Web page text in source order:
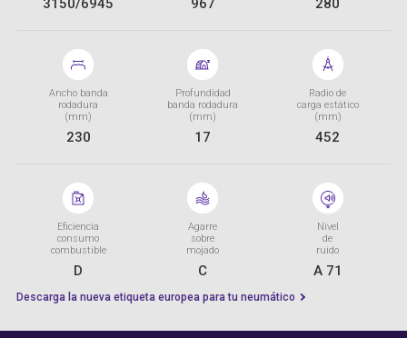
3150/6945 967 280
Ancho banda
rodadura
(mm)
230
Profundidad
banda rodadura
(mm)
17
Radio de
carga estático
(mm)
452
Eficiencia
consumo
combustible
D
Agarre
sobre
mojado
C
Nivel
de
ruido
A 71
Descarga la nueva etiqueta europea para tu neumático